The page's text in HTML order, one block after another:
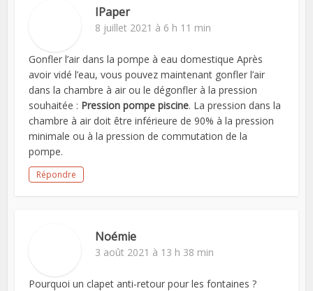
IPaper
8 juillet 2021 à 6 h 11 min
Gonfler l’air dans la pompe à eau domestique Après
avoir vidé l’eau, vous pouvez maintenant gonfler l’air
dans la chambre à air ou le dégonfler à la pression
souhaitée : Pression pompe piscine. La pression dans la
chambre à air doit être inférieure de 90% à la pression
minimale ou à la pression de commutation de la
pompe.
Répondre
Noémie
3 août 2021 à 13 h 38 min
Pourquoi un clapet anti-retour pour les fontaines ?